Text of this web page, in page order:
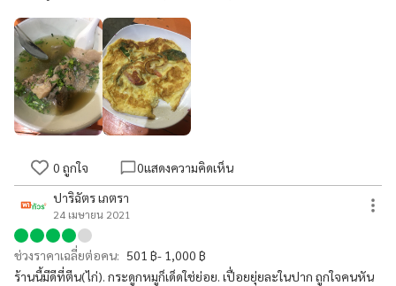
0 ถูกใจ 0แสดงความคิดเห็น
ปาริฉัตร เภตรา
24 เมษายน 2021
ช่วงราคาเฉลี่ยต่อคน: 501 ฿- 1,000 ฿
ร้านนี้มีดีที่ตีน(ไก่). กระดูกหมูก็เด็ดใช่ย่อย. เปื่อยยุ่ยละในปาก ถูกใจคนหัน